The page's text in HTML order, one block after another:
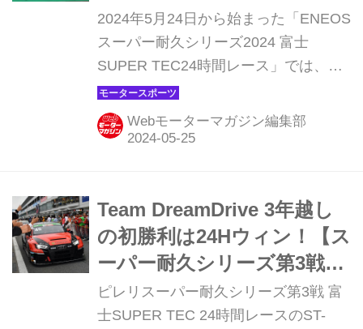
「カーボンネガティブ」へ
の取り組みが加速し始めた
2024年5月24日から始まった「ENEOS
スーパー耐久シリーズ2024 富士
SUPER TEC24時間レース」では、カ
ーボンニュートラル技術の研究・開発
に取り組む「ST-Qクラス」のマシンた
ちに注目が集まっています。今年は中
搭載車への期待値が、さらに高まって
きました。
Webモーターマガジン編集部
Team DreamDrive 3年越し
の初勝利は24Hウィン！【ス
ーパー耐久シリーズ第3戦】
富士24時間レース ST-TCR
クラス
ピレリスーパー耐久シリーズ第3戦 富
士SUPER TEC 24時間レースのST-